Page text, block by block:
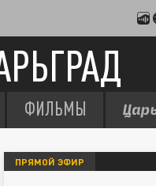
ФИЛЬМЫ
ПРЯМОЙ ЭФИР